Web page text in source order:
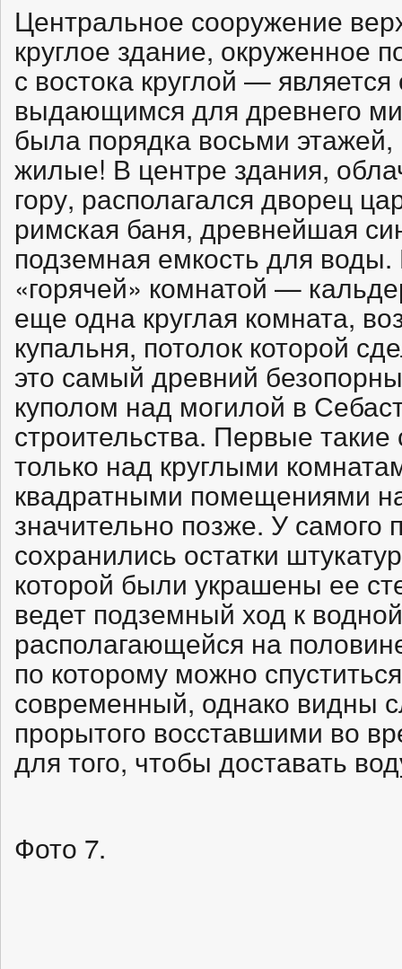
Центральное сооружение
круглое здание, окруженное
с востока круглой —
выдающимся для древнего
была порядка восьми
жилые! В центре здания,
гору, располагался дворец
римская баня, древнейшая
подземная емкость для
«горячей» комнатой —
еще одна круглая комната,
купальня, потолок которой
это самый древний
куполом над могилой в
строительства. Первые
только над круглыми
квадратными помещениями
значительно позже. У самого
сохранились остатки
которой были украшены ее
ведет подземный ход к
располагающейся на
по которому можно
современный, однако видны
прорытого восставшими во
для того, чтобы доставать
Фото 7.